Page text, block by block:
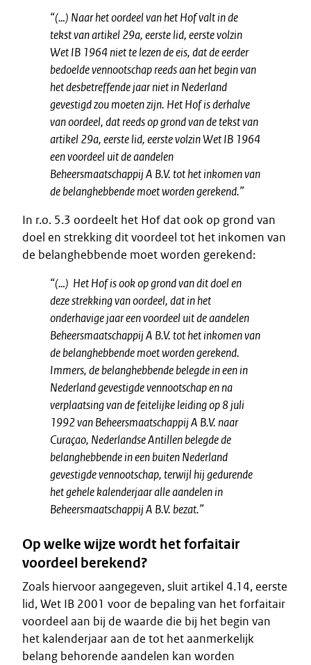
“(…) Naar het oordeel van het Hof valt in de
tekst van artikel 29a, eerste lid, eerste volzin
Wet IB 1964 niet te lezen de eis, dat de eerder
bedoelde vennootschap reeds aan het begin van
het desbetreffende jaar niet in Nederland
gevestigd zou moeten zijn. Het Hof is derhalve
van oordeel, dat reeds op grond van de tekst van
artikel 29a, eerste lid, eerste volzin Wet IB 1964
een voordeel uit de aandelen
Beheersmaatschappij A B.V. tot het inkomen van
de belanghebbende moet worden gerekend.”
In r.o. 5.3 oordeelt het Hof dat ook op grond van
doel en strekking dit voordeel tot het inkomen van
de belanghebbende moet worden gerekend:
“(…) Het Hof is ook op grond van dit doel en
deze strekking van oordeel, dat in het
onderhavige jaar een voordeel uit de aandelen
Beheersmaatschappij A B.V. tot het inkomen van
de belanghebbende moet worden gerekend.
Immers, de belanghebbende belegde in een in
Nederland gevestigde vennootschap en na
verplaatsing van de feitelijke leiding op 8 juli
1992 van Beheersmaatschappij A B.V. naar
Curaçao, Nederlandse Antillen belegde de
belanghebbende in een buiten Nederland
gevestigde vennootschap, terwijl hij gedurende
het gehele kalenderjaar alle aandelen in
Beheersmaatschappij A B.V. bezat.”
Op welke wijze wordt het forfaitair
voordeel berekend?
Zoals hiervoor aangegeven, sluit artikel 4.14, eerste
lid, Wet IB 2001 voor de bepaling van het forfaitair
voordeel aan bij de waarde die bij het begin van
het kalenderjaar aan de tot het aanmerkelijk
belang behorende aandelen kan worden